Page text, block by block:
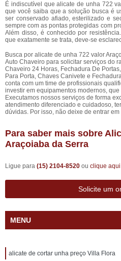
É indiscutível que alicate de unha 722
que você saiba que a solução busca é
ser conservado afiado, esterilizado e
sempre com as pontas protegidas com
Além disso, é conhecido por
que exatamente se trata, deve-se
Busca por alicate de unha 722 valor
Auto Chaveiro para solicitar serviços do
Chaveiro 24 Horas, Fechadura De
Para Porta, Chaves Canivete e
conta com um time de profissionais
investir em equipamentos modernos,
Executamos nossos serviços de forma
atendimento diferenciado e cuidadoso,
dúvidas. Por isso, não deixe de entrar
Para saber mais sobre
Araçoiaba da Serra
Ligue para (15) 2104-8520 ou clique aqui
Solicite um
MENU
alicate de cortar unha preço Villa Flora